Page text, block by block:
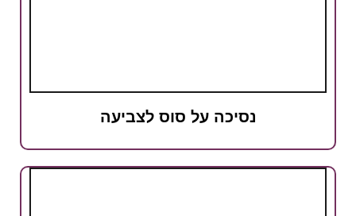
נסיכה על סוס לצביעה